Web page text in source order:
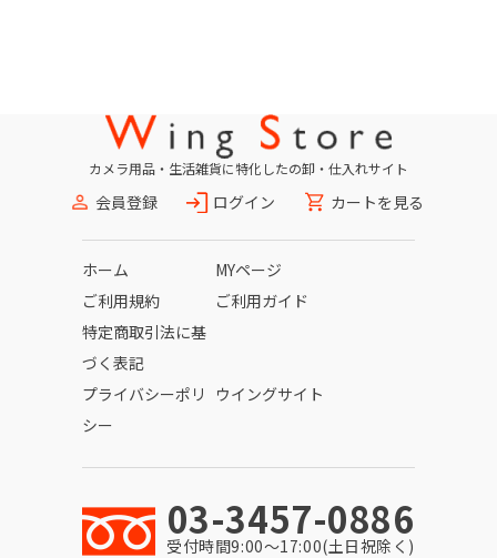
カメラ用品・生活雑貨に特化したの卸・仕入れサイト
会員登録 ログイン カートを見る
03-3457-0886
受付時間9:00〜17:00(土日祝除く)
ホーム
MYページ
ご利用規約
ご利用ガイド
特定商取引法に基
づく表記
プライバシーポリ
シー
ウイングサイト